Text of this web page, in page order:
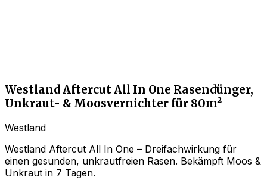
Westland Aftercut All In One Rasendünger,
Unkraut- & Moosvernichter für 80m²
Westland
Westland Aftercut All In One – Dreifachwirkung für
einen gesunden, unkrautfreien Rasen. Bekämpft Moos &
Unkraut in 7 Tagen.